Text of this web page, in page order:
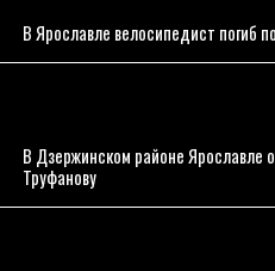
В Ярославле велосипедист погиб
В Дзержинском районе Ярославле
Труфанову